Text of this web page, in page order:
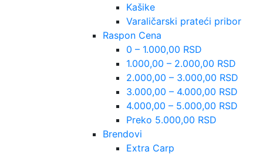
Kašike
Varaličarski prateći pribor
Raspon Cena
0 – 1.000,00 RSD
1.000,00 – 2.000,00 RSD
2.000,00 – 3.000,00 RSD
3.000,00 – 4.000,00 RSD
4.000,00 – 5.000,00 RSD
Preko 5.000,00 RSD
Brendovi
Extra Carp